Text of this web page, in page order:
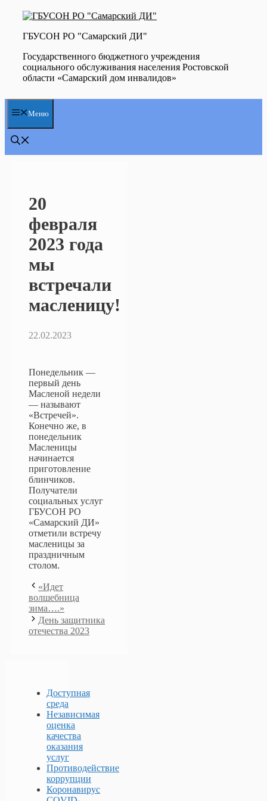
Перейти
содержимому
ГБУСОН РО "Самарский ДИ"
Государственного бюджетного учреждения
социального обслуживания населения Ростовской
области «Самарский дом инвалидов»
Меню
20
февраля
2023 года
мы
встречали
масленицу!
22.02.2023
Понедельник —
первый день
Масленой недели
— называют
«Встречей».
Конечно же, в
понедельник
Масленицы
начинается
приготовление
блинчиков.
Получатели
социальных услуг
ГБУСОН РО
«Самарский ДИ»
отметили встречу
масленицы за
праздничным
столом.
«Идет
волшебница
зима….»
День защитника
отечества 2023
Доступная
среда
Независимая
оценка
качества
оказания
услуг
Противодействие
коррупции
Коронавирус